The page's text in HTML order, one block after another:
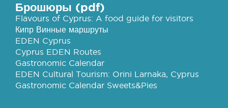
Брошюры (pdf)
Flavours of Cyprus: A food guide for visitors
Кипр Винные маршруты
EDEN Cyprus
Cyprus EDEN Routes
Gastronomic Calendar
EDEN Cultural Tourism: Orini Larnaka, Cyprus
Gastronomic Calendar Sweets&Pies